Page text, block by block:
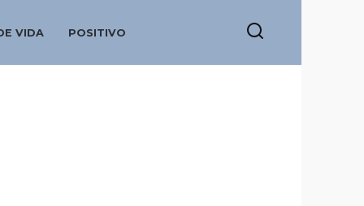
VIDA POSITIVO